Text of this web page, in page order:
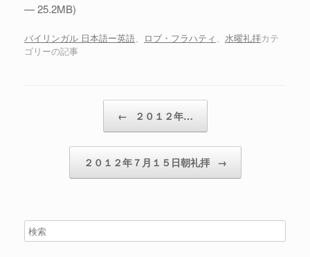
ヤ
ー
— 25.2MB)
バイリンガル 日本語ー英語、 ロブ・フラハティ、 水曜礼拝カテ
ゴリーの記事
← ２０１２年…
２０１２年７月１５日朝礼拝 →